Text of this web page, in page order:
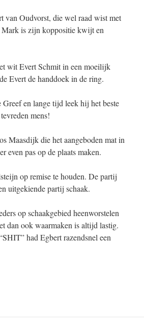
van Oudvorst, die wel raad wist met
Mark is zijn koppositie kwijt en
wit Evert Schmit in een moeilijk
Evert de handdoek in de ring.
en lange tijd leek hij het beste
mens!
Maasdijk die het aangeboden mat in
even pas op de plaats maken.
op remise te houden. De partij
uitgekiende partij schaak.
op schaakgebied heenworstelen
dan ook waarmaken is altijd lastig.
had Egbert razendsnel een